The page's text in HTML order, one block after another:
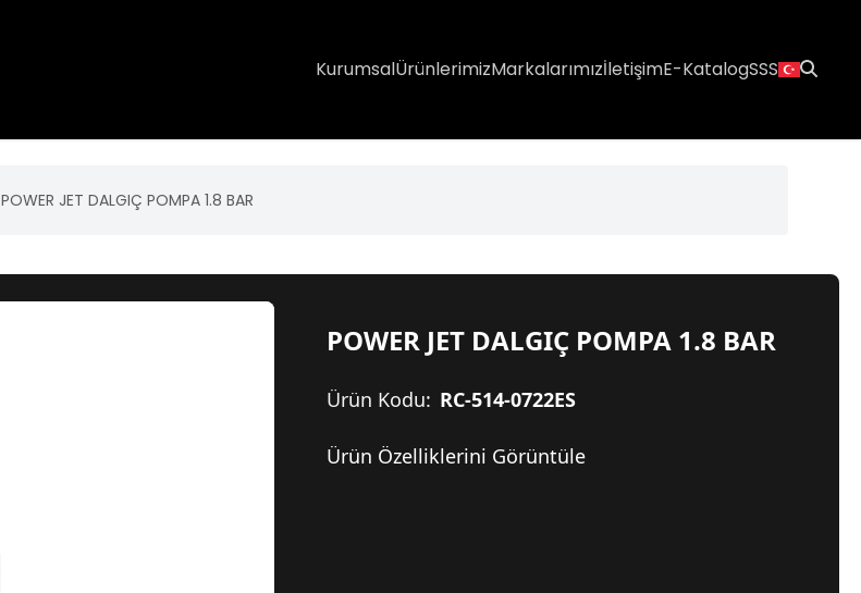
KurumsalÜrünlerimizMarkalarımızİletişimE-KatalogSSS
POWER JET DALGIÇ POMPA 1.8 BAR
POWER JET DALGIÇ POMPA 1.8 BAR
Ürün Kodu: RC-514-0722ES
Ürün Özelliklerini Görüntüle